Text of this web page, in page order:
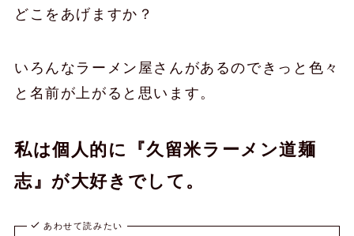
どこをあげますか？
いろんなラーメン屋さんがあるのできっと色々
と名前が上がると思います。
私は個人的に『久留米ラーメン道麺
志』が大好きでして。
あわせて読みたい